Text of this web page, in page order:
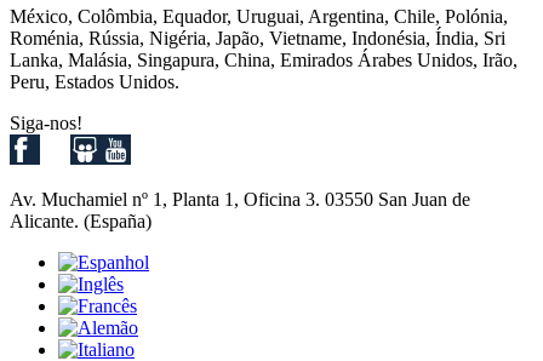
México, Colômbia, Equador, Uruguai, Argentina, Chile, Polónia,
Roménia, Rússia, Nigéria, Japão, Vietname, Indonésia, Índia, Sri
Lanka, Malásia, Singapura, China, Emirados Árabes Unidos, Irão,
Peru, Estados Unidos.
Siga-nos!
Av. Muchamiel nº 1, Planta 1, Oficina 3. 03550 San Juan de
Alicante. (España)